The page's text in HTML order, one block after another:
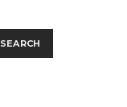
SEARCH